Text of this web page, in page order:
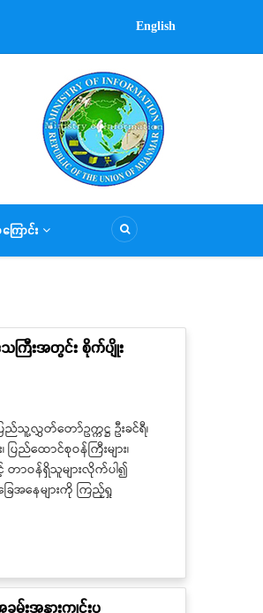
English
ြောင်း
ကြီးအတွင်း စိုက်ပျိုး
သူ့လွှတ်တော်ဥက္ကဋ္ဌ ဦးခင်ရီ၊
ြည်ထောင်စုဝန်ကြီးများ၊
တာဝန်ရှိသူများလိုက်ပါ၍
ေအနေများကို ကြည့်ရှု
မ်းအနားကျင်းပ